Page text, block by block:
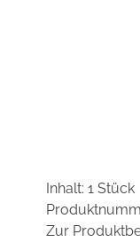
Inhalt: 1 Stück
Zur